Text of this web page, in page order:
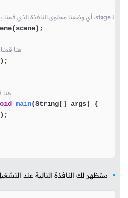
// هنا
//
main(String[] args)
{
ستظهر لك النافذة التالية عند